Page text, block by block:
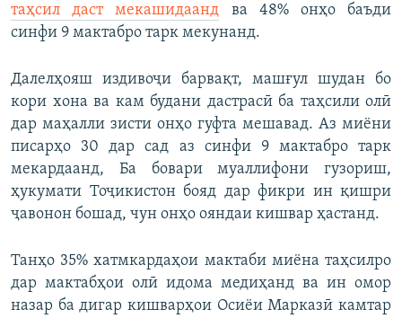
таҳсил даст мекашидаанд ва 48% онҳо баъди
синфи 9 мактабро тарк мекунанд.
Далелҳояш издивоҷи барвақт, машғул шудан бо
кори хона ва кам будани дастрасӣ ба таҳсили олӣ
дар маҳалли зисти онҳо гуфта мешавад. Аз миёни
писарҳо 30 дар сад аз синфи 9 мактабро тарк
мекардаанд, Ба бовари муаллифони гузориш,
ҳукумати Тоҷикистон бояд дар фикри ин қишри
ҷавонон бошад, чун онҳо ояндаи кишвар ҳастанд.
Танҳо 35% хатмкардаҳои мактаби миёна таҳсилро
дар мактабҳои олӣ идома медиҳанд ва ин омор
назар ба дигар кишварҳои Осиёи Марказӣ камтар